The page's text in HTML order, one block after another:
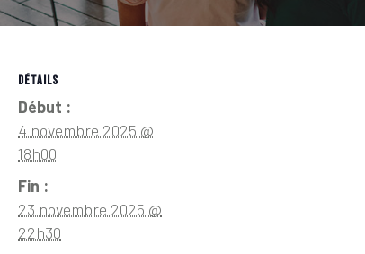
DÉTAILS
Début :
4 novembre 2025 @
18h00
Fin :
23 novembre 2025 @
22h30